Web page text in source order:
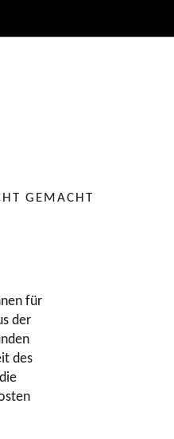
GEMACHT
für
der
des